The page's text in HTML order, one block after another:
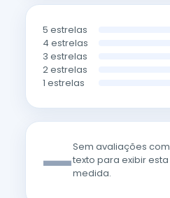
5 estrelas
4 estrelas
3 estrelas
2 estrelas
1 estrelas
—Sem avaliações com
texto para exibir esta
medida.